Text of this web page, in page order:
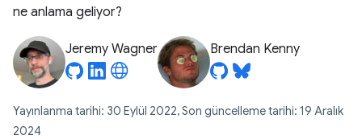
ne anlama geliyor?
Jeremy Wagner Brendan Kenny
Yayınlanma tarihi: 30 Eylül 2022, Son güncelleme tarihi: 19 Aralık
2024